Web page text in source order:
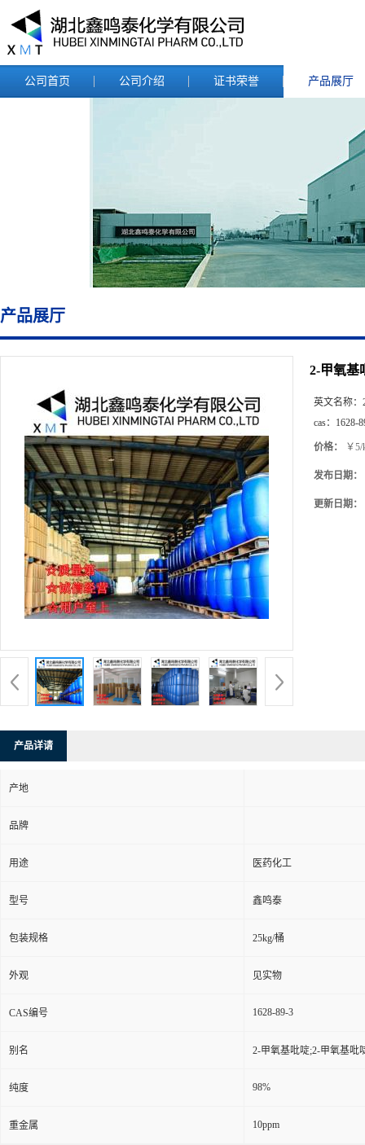
公司首页 公司介绍 证书荣誉 产品展厅
产品展厅
2-甲氧基
英文名称：
cas： 1628-
价格： ￥5/
发布日期：
更新日期：
产品详请
产地
品牌
用途 医药化工
型号 鑫鸣泰
包装规格 25kg/桶
外观 见实物
CAS编号 1628-89-3
别名 2-甲氧基吡啶;2-甲氧基吡
纯度 98%
重金属 10ppm